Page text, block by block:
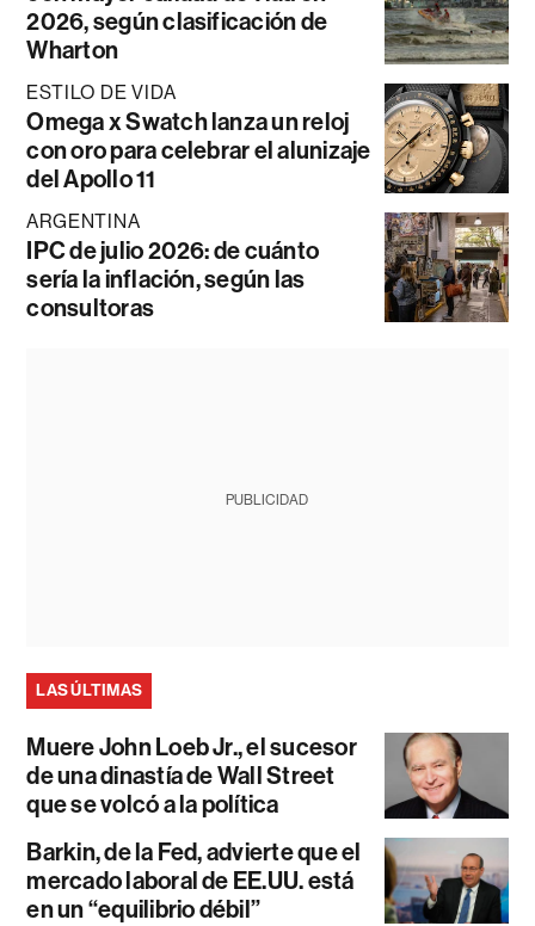
2026, según clasificación de
Wharton
ESTILO DE VIDA
Omega x Swatch lanza un reloj
con oro para celebrar el alunizaje
del Apollo 11
ARGENTINA
IPC de julio 2026: de cuánto
sería la inflación, según las
consultoras
PUBLICIDAD
LAS ÚLTIMAS
Muere John Loeb Jr., el sucesor
de una dinastía de Wall Street
que se volcó a la política
Barkin, de la Fed, advierte que el
mercado laboral de EE.UU. está
en un “equilibrio débil”